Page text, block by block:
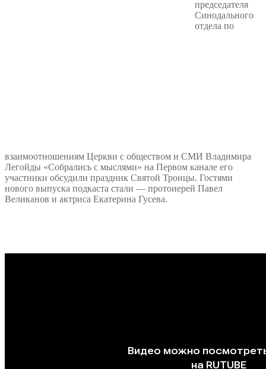
председателя
Синодального
отдела по
взаимоотношениям Церкви с обществом и СМИ Владимира
Легойды «Собрались с мыслями» на Первом канале его
участники обсудили праздник Святой Троицы. Гостями
нового выпуска подкаста стали — протоиерей Павел
Великанов и актриса Екатерина Гусева.